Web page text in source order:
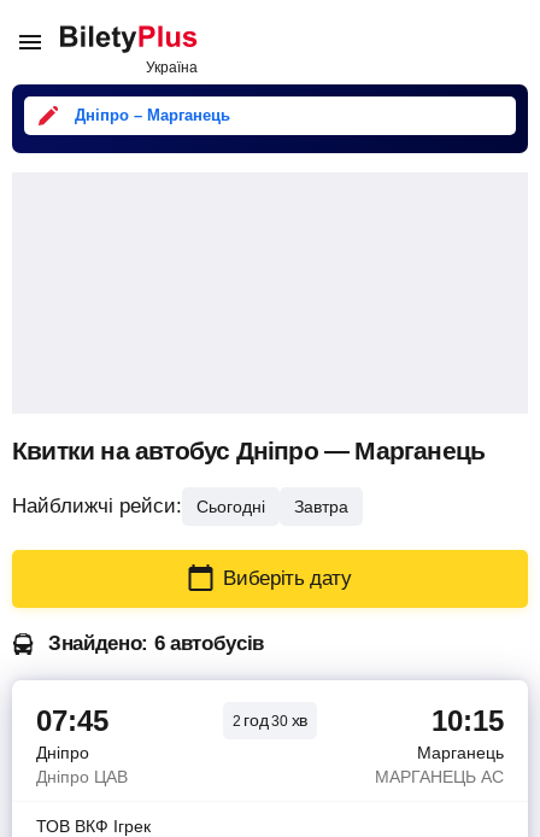
Дніпро – Марганець
Квитки на автобус Дніпро — Марганець
Найближчі рейси: Сьогодні Завтра
Виберіть дату
Знайдено: 6 автобусів
07:45 2 год30 хв 10:15
Дніпро
Марганець
Дніпро ЦАВ
МАРГАНЕЦЬ АС
ТОВ ВКФ Iгрек